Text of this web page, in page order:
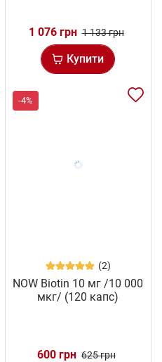
1 076 грн 1 133 грн
Купити
-4%
(2)
NOW Biotin 10 мг /10 000
мкг/ (120 капс)
600 грн 625 грн